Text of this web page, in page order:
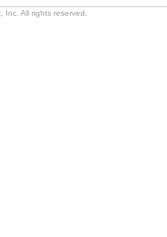
All rights reserved.